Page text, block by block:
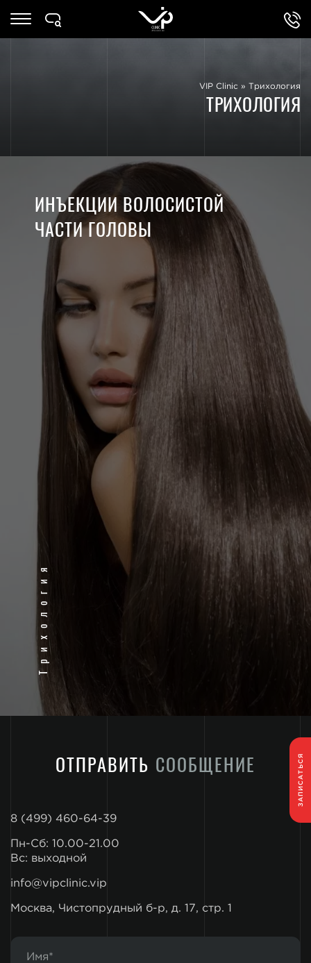
ЗАПИСАТЬСЯ
VIP Clinic » Трихология
ТРИХОЛОГИЯ
ИНЪЕКЦИИ ВОЛОСИСТОЙ
ЧАСТИ ГОЛОВЫ
Трихология
ОТПРАВИТЬ СООБЩЕНИЕ
8 (499) 460-64-39
Пн-Сб: 10.00-21.00
Вс: выходной
info@vipclinic.vip
Москва, Чистопрудный б-р, д. 17, стр. 1